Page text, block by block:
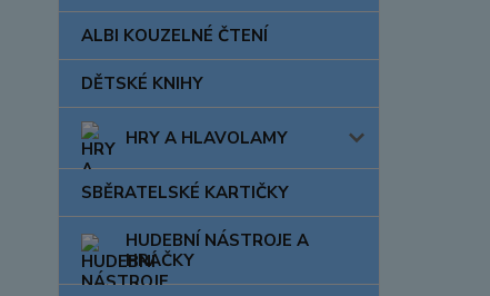
ALBI KOUZELNÉ ČTENÍ
DĚTSKÉ KNIHY
HRY A HLAVOLAMY
SBĚRATELSKÉ KARTIČKY
HUDEBNÍ NÁSTROJE A
HRAČKY